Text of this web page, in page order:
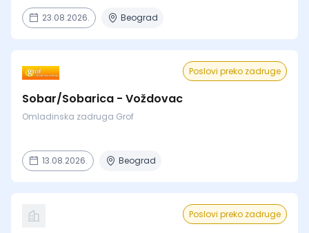
23.08.2026. Beograd
Poslovi preko zadruge
Sobar/Sobarica - Voždovac
Omladinska zadruga Grof
13.08.2026. Beograd
Poslovi preko zadruge